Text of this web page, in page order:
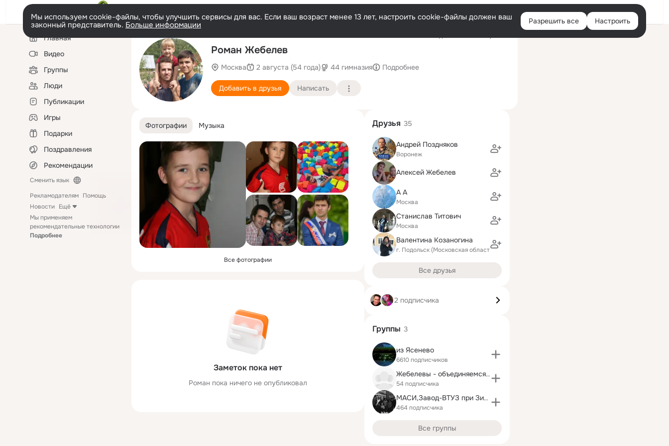
Войти
Мы используем cookie-файлы, чтобы улучшить сервисы для вас. Если ваш возраст менее 13 лет, настроить cookie-файлы должен ваш
законный представитель. Больше информации Разрешить все Настроить
Левая
колонкаГлавная
Видео
Группы
Люди
Публикации
Игры
Подарки
Поздравления
Рекомендации
Сменить язык
Рекламодателям Помощь
Новости Ещё
Мы применяем
рекомендательные технологии
Подробнее
Роман Жебелев
Москва 2 августа (54 года) 44 гимназия Подробнее
Добавить в друзья Написать
Фотографии Музыка
Все фотографии
Заметок пока нет
Роман пока ничего не опубликовал
Друзья 35
Андрей Поздняков
Воронеж
Алексей Жебелев
А А
Москва
Станислав Титович
Москва
Валентина Козаногина
г. Подольск (Московская область)
Все друзья
2 подписчика
Группы 3
из Ясенево
6610 подписчиков
Жебелевы - объединяемся!!!
54 подписчика
МАСИ,Завод-ВТУЗ при ЗиЛе
464 подписчика
Все группы